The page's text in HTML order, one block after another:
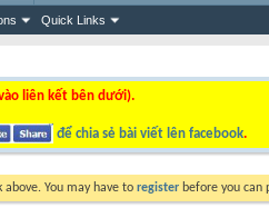
Quick Links
liên kết bên dưới).
để chia sẻ bài viết lên facebook.
above. You may have to register before you can